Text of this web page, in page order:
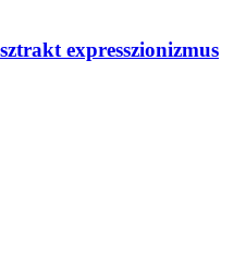
expresszionizmus